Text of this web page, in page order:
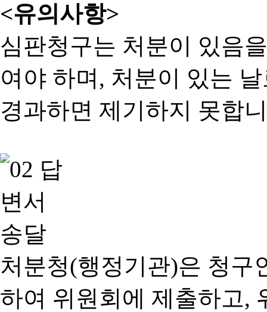
<유의사항>
심판청구는 처분이 있음
여야 하며, 처분이 있는
경과하면 제기하지 못합
처분청(행정기관)은 청구
하여 위원회에 제출하고,